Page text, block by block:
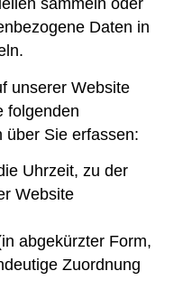
sammeln oder
Daten in
unserer Website
folgenden
über Sie erfassen:
Uhrzeit, zu der
Website
abgekürzter Form,
Zuordnung